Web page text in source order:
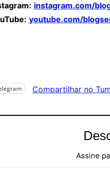
instagram.com/
youtube.com/
Compartilhar no
Assine